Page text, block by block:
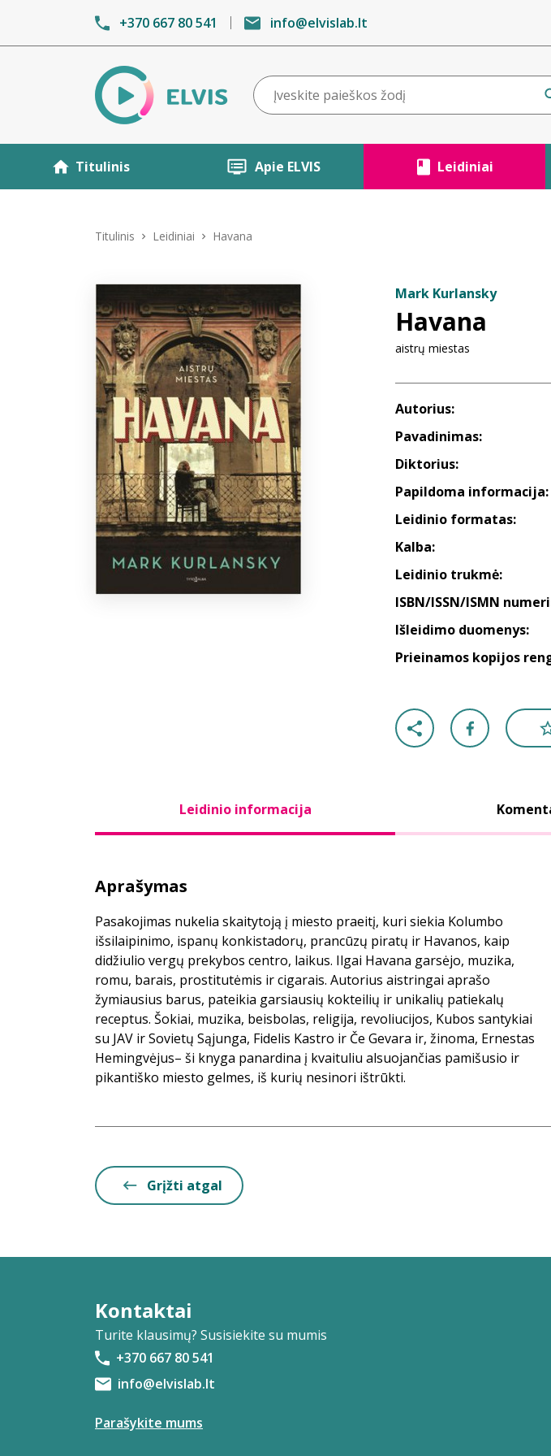
+370 667 80 541 info@elvislab.lt
Titulinis Apie ELVIS Leidiniai
Titulinis Leidiniai Havana
Mark Kurlansky
Havana
aistrų miestas
Autorius:
Pavadinimas:
Diktorius:
Papildoma informacija:
Leidinio formatas:
Kalba:
Leidinio trukmė:
ISBN/ISSN/ISMN
Išleidimo duomenys:
Prieinamos kopijos
Leidinio informacija
Aprašymas
Pasakojimas nukelia skaitytoją į miesto praeitį, kuri siekia Kolumbo
išsilaipinimo, ispanų konkistadorų, prancūzų piratų ir Havanos, kaip
didžiulio vergų prekybos centro, laikus. Ilgai Havana garsėjo, muzika,
romu, barais, prostitutėmis ir cigarais. Autorius aistringai aprašo
žymiausius barus, pateikia garsiausių kokteilių ir unikalių patiekalų
receptus. Šokiai, muzika, beisbolas, religija, revoliucijos, Kubos santykiai
su JAV ir Sovietų Sąjunga, Fidelis Kastro ir Če Gevara ir, žinoma, Ernestas
Hemingvėjus– ši knyga panardina į kvaituliu alsuojančias pamišusio ir
pikantiško miesto gelmes, iš kurių nesinori ištrūkti.
Grįžti atgal
Kontaktai
Turite klausimų? Susisiekite su mumis
+370 667 80 541
info@elvislab.lt
Parašykite mums